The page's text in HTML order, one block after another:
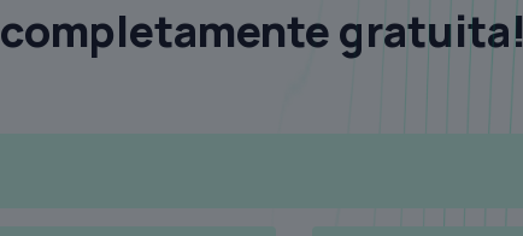
completamente gratuita!